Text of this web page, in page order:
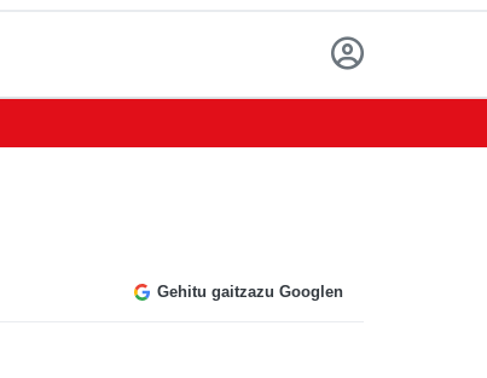
Gehitu gaitzazu Googlen